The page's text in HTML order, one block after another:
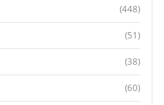
(448)
(51)
(38)
(60)